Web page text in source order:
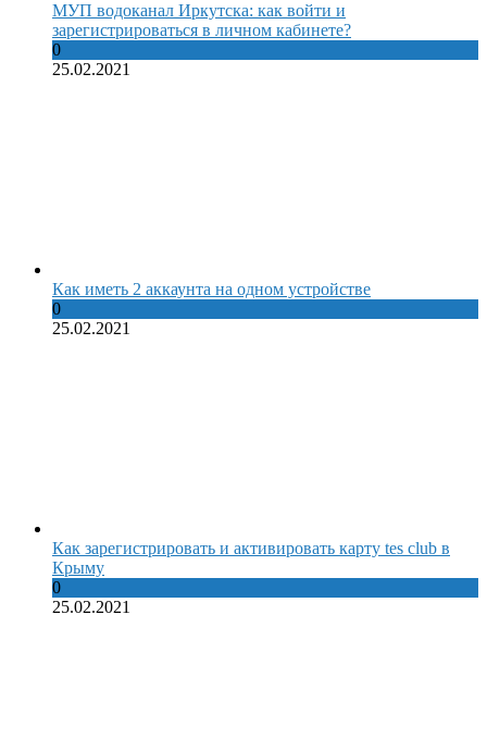
МУП водоканал Иркутска: как войти и
зарегистрироваться в личном кабинете?
0
25.02.2021
Как иметь 2 аккаунта на одном устройстве
0
25.02.2021
Как зарегистрировать и активировать карту tes club в
Крыму
0
25.02.2021